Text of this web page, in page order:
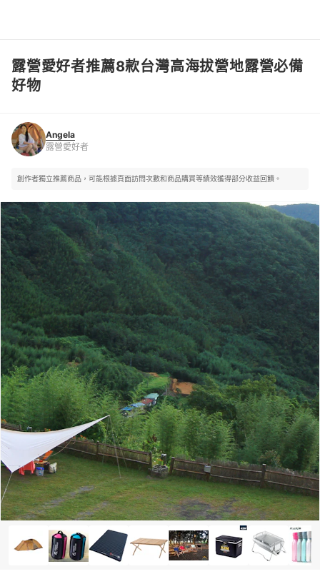
Angela
露營愛好者
露營愛好者推薦8款台灣高海拔營地露營必備
好物
Angela
露營愛好者
創作者獨立推薦商品，可能根據頁面訪問次數和商品購買等績效獲得部分收益回饋。